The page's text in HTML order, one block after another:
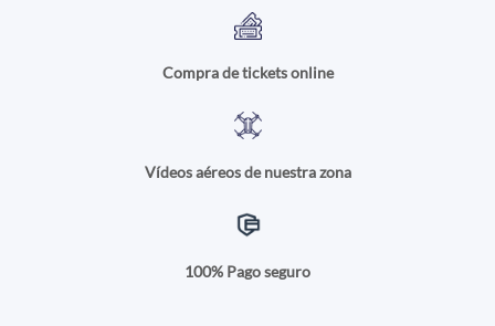
Compra de tickets online
Vídeos aéreos de nuestra zona
100% Pago seguro